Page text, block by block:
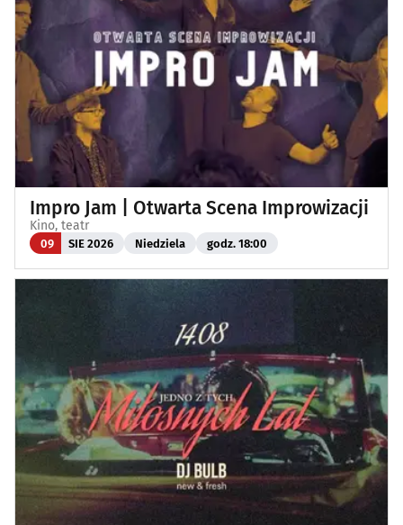
Impro Jam | Otwarta Scena Improwizacji
Kino, teatr
09 SIE 2026 Niedziela godz. 18:00